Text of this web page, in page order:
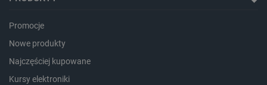
Promocje
Nowe produkty
Najczęściej kupowane
Kursy elektroniki